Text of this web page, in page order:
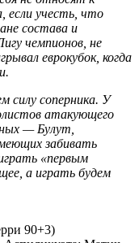
учесть, что
состава и
чемпионов, не
еврокубок, когда
силу соперника. У
атакующего
— Булут,
забивать
«первым
а играть будем
90+3)